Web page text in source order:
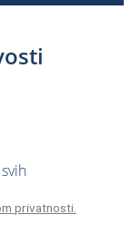
privatnosti.